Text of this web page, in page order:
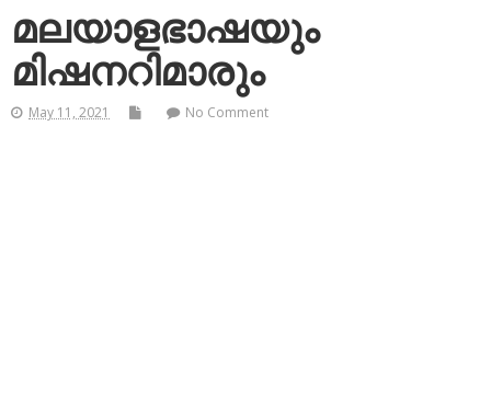
മലയാളഭാഷയും
മിഷനറിമാരും
May 11, 2021 No Comment